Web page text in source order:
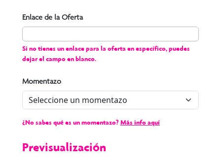
Enlace de la Oferta
Si no tienes un enlace para la oferta en específico, puedes
dejar el campo en blanco.
Momentazo
¿No sabes qué es un momentazo?Más info aquí
Previsualización